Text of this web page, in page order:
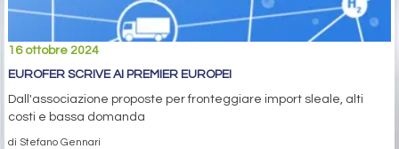
16 ottobre 2024
EUROFER SCRIVE AI PREMIER EUROPEI
Dall'associazione proposte per fronteggiare import sleale, alti
costi e bassa domanda
di Stefano Gennari